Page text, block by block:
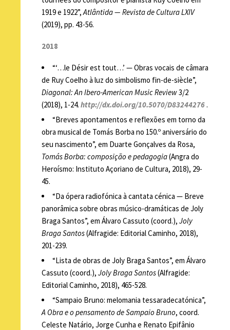
1919 e 1922”,Atlântida — Revista de Cultura LXIV
(2019), pp. 43-56.
2018
“‘…le Désir est tout…’ — Obras vocais de câmara
de Ruy Coelho à luz do simbolismo fin-de-siècle”,
Diagonal: An Ibero-American Music Review3/2
(2018), 1-24. http://dx.doi.org/10.5070/D83244276.
“Breves apontamentos e reflexões em torno da
obra musical de Tomás Borba no 150.º aniversário do
seu nascimento”, em Duarte Gonçalves da Rosa,
Tomás Borba: composição e pedagogia(Angra do
Heroísmo: Instituto Açoriano de Cultura, 2018), 29-
45.
“Da ópera radiofónica à cantata cénica — Breve
panorâmica sobre obras músico-dramáticas de Joly
Braga Santos”, em Álvaro Cassuto (coord.), Joly
Braga Santos(Alfragide: Editorial Caminho, 2018),
201-239.
“Lista de obras de Joly Braga Santos”, em Álvaro
Cassuto (coord.), Joly Braga Santos(Alfragide:
Editorial Caminho, 2018), 465-528.
“Sampaio Bruno: melomania tessaradecatónica”,
A Obra e o pensamento de Sampaio Bruno, coord.
Celeste Natário, Jorge Cunha e Renato Epifânio